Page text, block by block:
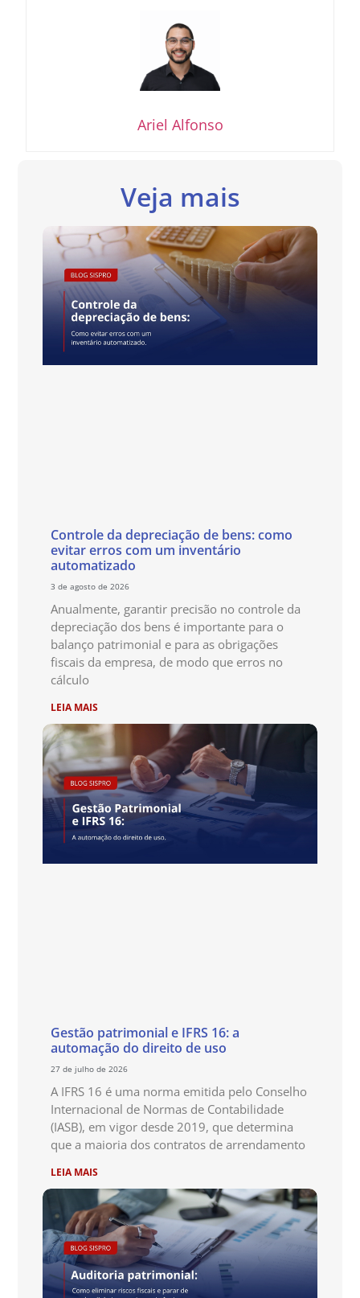
Ariel Alfonso
Veja mais
Controle da depreciação de bens: como
evitar erros com um inventário
automatizado
3 de agosto de 2026
Anualmente, garantir precisão no controle da
depreciação dos bens é importante para o
balanço patrimonial e para as obrigações
fiscais da empresa, de modo que erros no
cálculo
LEIA MAIS
Gestão patrimonial e IFRS 16: a
automação do direito de uso
27 de julho de 2026
A IFRS 16 é uma norma emitida pelo Conselho
Internacional de Normas de Contabilidade
(IASB), em vigor desde 2019, que determina
que a maioria dos contratos de arrendamento
LEIA MAIS